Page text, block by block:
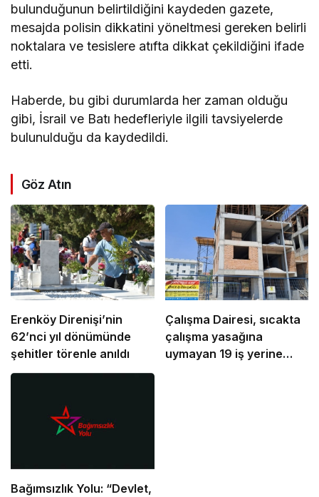
bulunduğunun belirtildiğini kaydeden gazete,
mesajda polisin dikkatini yöneltmesi gereken belirli
noktalara ve tesislere atıfta dikkat çekildiğini ifade
etti.
Haberde, bu gibi durumlarda her zaman olduğu
gibi, İsrail ve Batı hedefleriyle ilgili tavsiyelerde
bulunulduğu da kaydedildi.
Göz Atın
Erenköy Direnişi’nin
62’nci yıl dönümünde
şehitler törenle anıldı
Çalışma Dairesi, sıcakta
çalışma yasağına
uymayan 19 iş yerine
Bağımsızlık Yolu: “Devlet,